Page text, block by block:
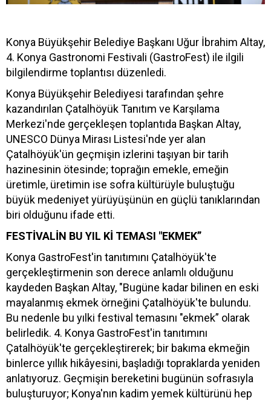
Konya Büyükşehir Belediye Başkanı Uğur İbrahim Altay,
4. Konya Gastronomi Festivali (GastroFest) ile ilgili
bilgilendirme toplantısı düzenledi.
Konya Büyükşehir Belediyesi tarafından şehre
kazandırılan Çatalhöyük Tanıtım ve Karşılama
Merkezi'nde gerçekleşen toplantıda Başkan Altay,
UNESCO Dünya Mirası Listesi'nde yer alan
Çatalhöyük'ün geçmişin izlerini taşıyan bir tarih
hazinesinin ötesinde; toprağın emekle, emeğin
üretimle, üretimin ise sofra kültürüyle buluştuğu
büyük medeniyet yürüyüşünün en güçlü tanıklarından
biri olduğunu ifade etti.
FESTİVALİN BU YIL Kİ TEMASI "EKMEK”
Konya GastroFest'in tanıtımını Çatalhöyük'te
gerçekleştirmenin son derece anlamlı olduğunu
kaydeden Başkan Altay, "Bugüne kadar bilinen en eski
mayalanmış ekmek örneğini Çatalhöyük'te bulundu.
Bu nedenle bu yılki festival temasını "ekmek” olarak
belirledik. 4. Konya GastroFest'in tanıtımını
Çatalhöyük'te gerçekleştirerek; bir bakıma ekmeğin
binlerce yıllık hikâyesini, başladığı topraklarda yeniden
anlatıyoruz. Geçmişin bereketini bugünün sofrasıyla
buluşturuyor; Konya'nın kadim yemek kültürünü hep